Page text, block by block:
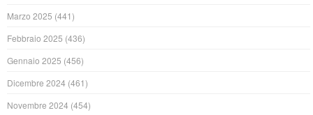
Marzo 2025 (441)
Febbraio 2025 (436)
Gennaio 2025 (456)
Dicembre 2024 (461)
Novembre 2024 (454)